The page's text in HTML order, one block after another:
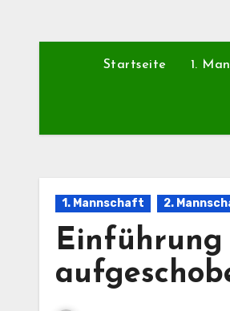
Startseite 1.
1. Mannschaft 2.
Einführung